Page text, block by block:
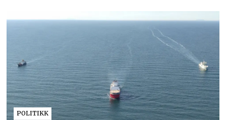
POLITIKK